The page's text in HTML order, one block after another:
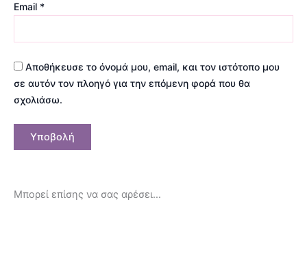
Email *
Αποθήκευσε το όνομά μου, email, και τον ιστότοπο μου
σε αυτόν τον πλοηγό για την επόμενη φορά που θα
σχολιάσω.
Μπορεί επίσης να σας αρέσει…